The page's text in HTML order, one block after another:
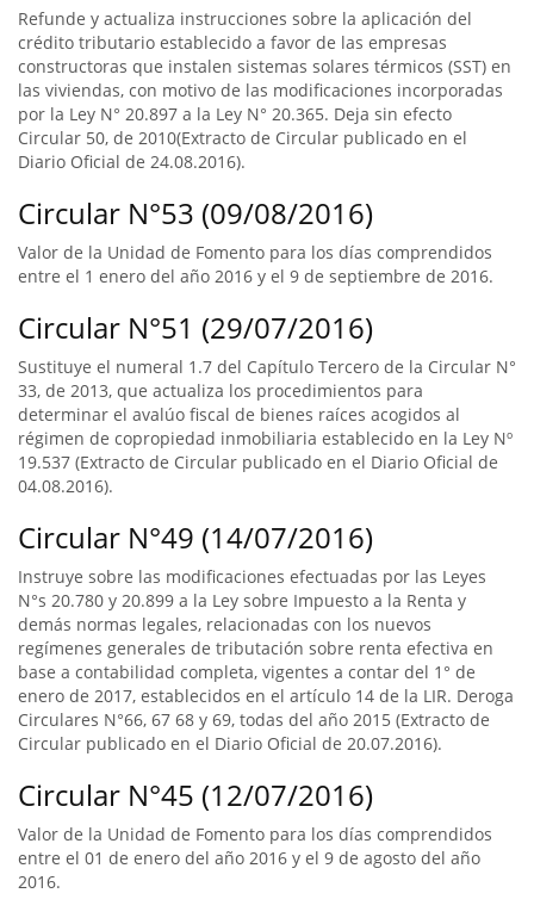
Refunde y actualiza instrucciones sobre la aplicación del
crédito tributario establecido a favor de las empresas
constructoras que instalen sistemas solares térmicos (SST) en
las viviendas, con motivo de las modificaciones incorporadas
por la Ley N° 20.897 a la Ley N° 20.365. Deja sin efecto
Circular 50, de 2010(Extracto de Circular publicado en el
Diario Oficial de 24.08.2016).
Circular N°53 (09/08/2016)
Valor de la Unidad de Fomento para los días comprendidos
entre el 1 enero del año 2016 y el 9 de septiembre de 2016.
Circular N°51 (29/07/2016)
Sustituye el numeral 1.7 del Capítulo Tercero de la Circular N°
33, de 2013, que actualiza los procedimientos para
determinar el avalúo fiscal de bienes raíces acogidos al
régimen de copropiedad inmobiliaria establecido en la Ley Nº
19.537 (Extracto de Circular publicado en el Diario Oficial de
04.08.2016).
Circular N°49 (14/07/2016)
Instruye sobre las modificaciones efectuadas por las Leyes
N°s 20.780 y 20.899 a la Ley sobre Impuesto a la Renta y
demás normas legales, relacionadas con los nuevos
regímenes generales de tributación sobre renta efectiva en
base a contabilidad completa, vigentes a contar del 1° de
enero de 2017, establecidos en el artículo 14 de la LIR. Deroga
Circulares N°66, 67 68 y 69, todas del año 2015 (Extracto de
Circular publicado en el Diario Oficial de 20.07.2016).
Circular N°45 (12/07/2016)
Valor de la Unidad de Fomento para los días comprendidos
entre el 01 de enero del año 2016 y el 9 de agosto del año
2016.